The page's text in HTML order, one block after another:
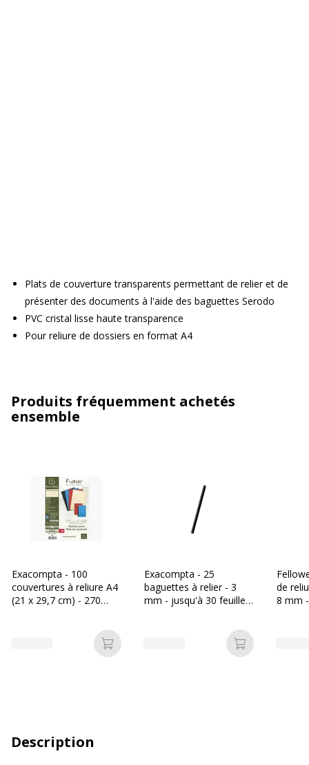
Plats de couverture transparents permettant de relier et de
présenter des documents à l'aide des baguettes Serodo
PVC cristal lisse haute transparence
Pour reliure de dossiers en format A4
Produits fréquemment achetés
ensemble
Exacompta - 100
couvertures à reliure A4
(21 x 29,7 cm) - 270
Ajouter au panier
Exacompta - 25
baguettes à relier - 3
mm - jusqu'à 30 feuilles
Ajouter au
de
8 mm
Description